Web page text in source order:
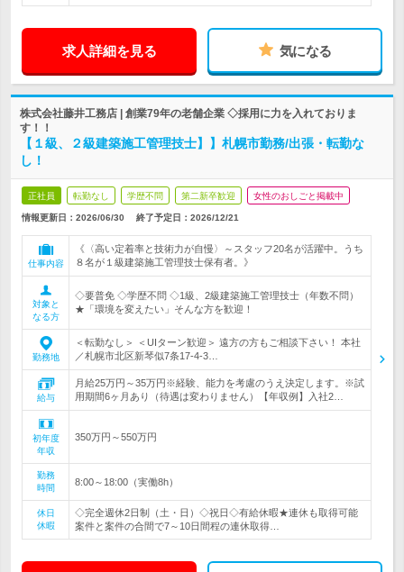
求人詳細を見る 気になる
株式会社藤井工務店 | 創業79年の老舗企業 ◇採用に力を入れておりま
す！！
【１級、２級建築施工管理技士】】札幌市勤務/出張・転勤な
し！
正社員 転勤なし 学歴不問 第二新卒歓迎 女性のおしごと掲載中
情報更新日：2026/06/30 終了予定日： 2026/12/21
仕事内容
《〈高い定着率と技術力が自慢〉～スタッフ20名が活躍中。うち
８名が１級建築施工管理技士保有者。》
対象と
なる方
◇要普免 ◇学歴不問 ◇1級、2級建築施工管理技士（年数不問）
★「環境を変えたい」そんな方を歓迎！
勤務地
＜転勤なし＞ ＜UIターン歓迎＞ 遠方の方もご相談下さい！ 本社
／札幌市北区新琴似7条17-4-3…
給与
月給25万円～35万円※経験、能力を考慮のうえ決定します。※試
用期間6ヶ月あり（待遇は変わりません）【年収例】入社2…
初年度
年収
350万円～550万円
勤務
時間
8:00～18:00（実働8h）
休日
休暇
◇完全週休2日制（土・日）◇祝日◇有給休暇★連休も取得可能
案件と案件の合間で7～10日間程の連休取得…